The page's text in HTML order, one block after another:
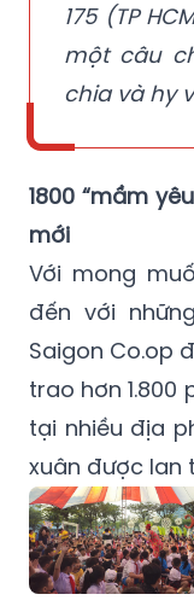
175 (TP
một câu
chia và hy
1800 “mầm
mới
Với mong
đến với
Saigon Co.op
trao hơn 1.800
tại nhiều địa
xuân được lan